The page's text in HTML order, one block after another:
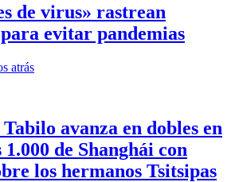
de virus» rastrean
evitar pandemias
atrás
avanza en dobles en
de Shanghái con
los hermanos Tsitsipas